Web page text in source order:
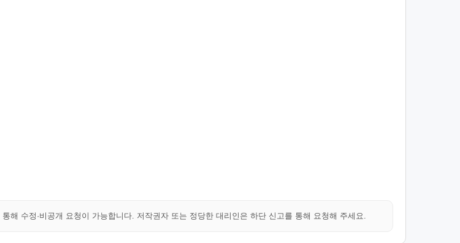
해 수정·비공개 요청이 가능합니다. 저작권자 또는 정당한 대리인은 하단 신고를 통해 요청해 주세요.